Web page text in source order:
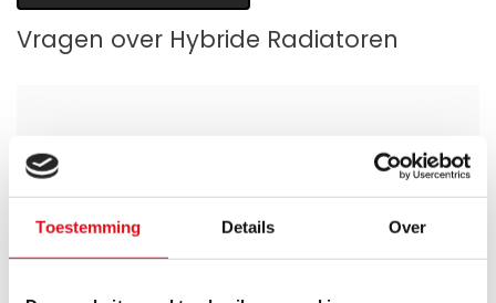
Toestemming Details Over
Vragen over Hybride Radiatoren
Is een hybride paneelradiator geschikt
Wanneer zijn de warmteboosters het